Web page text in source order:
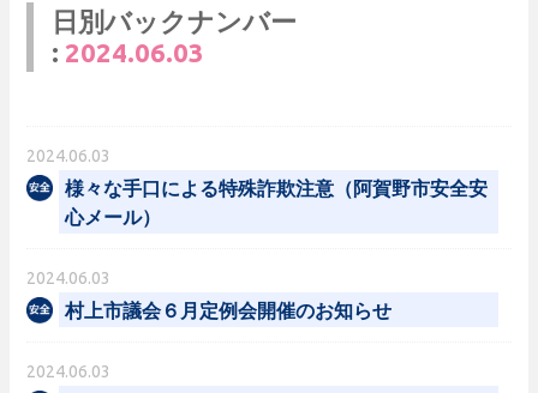
日別バックナンバー
: 2024.06.03
2024.06.03
様々な手口による特殊詐欺注意（阿賀野市安全安
心メール）
2024.06.03
村上市議会６月定例会開催のお知らせ
2024.06.03